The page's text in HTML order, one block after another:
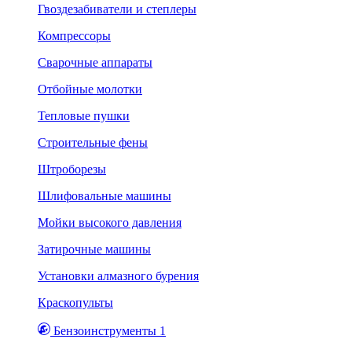
Гвоздезабиватели и степлеры
Компрессоры
Сварочные аппараты
Отбойные молотки
Тепловые пушки
Строительные фены
Штроборезы
Шлифовальные машины
Мойки высокого давления
Затирочные машины
Установки алмазного бурения
Краскопульты
Бензоинструменты 1